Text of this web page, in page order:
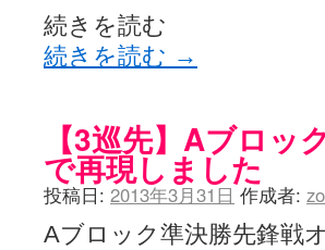
続きを読む
続きを読む →
【3巡先】Aブロッ
で再現しました
投稿日: 2013年3月31日 作成者:
Aブロック準決勝先鋒戦